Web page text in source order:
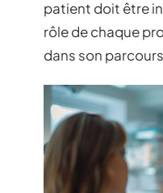
patient doit être
rôle de chaque
dans son